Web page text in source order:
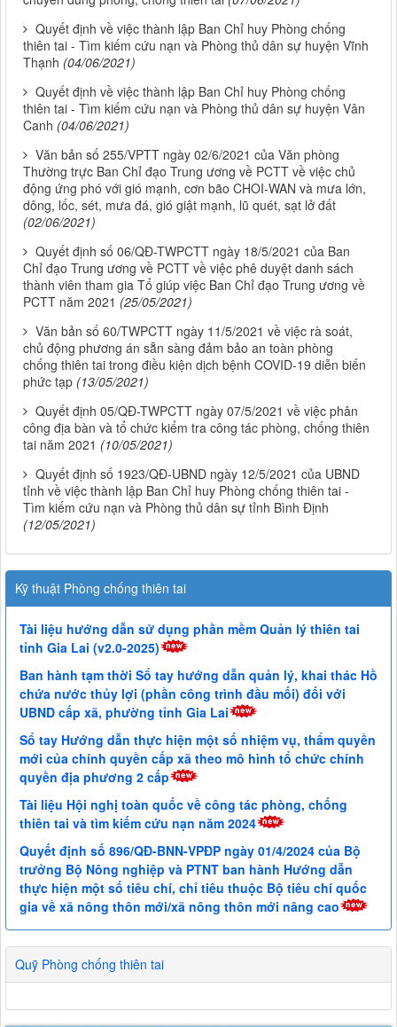
Quyết định về việc thành lập Ban Chỉ huy Phòng chống
thiên tai - Tìm kiếm cứu nạn và Phòng thủ dân sự huyện Vĩnh
Thạnh (04/06/2021)
Quyết định về việc thành lập Ban Chỉ huy Phòng chống
thiên tai - Tìm kiếm cứu nạn và Phòng thủ dân sự huyện Vân
Canh (04/06/2021)
Văn bản số 255/VPTT ngày 02/6/2021 của Văn phòng
Thường trực Ban Chỉ đạo Trung ương về PCTT về việc chủ
động ứng phó với gió mạnh, cơn bão CHOI-WAN và mưa lớn,
dông, lốc, sét, mưa đá, gió giật mạnh, lũ quét, sạt lở đất
(02/06/2021)
Quyết định số 06/QĐ-TWPCTT ngày 18/5/2021 của Ban
Chỉ đạo Trung ương về PCTT về việc phê duyệt danh sách
thành viên tham gia Tổ giúp việc Ban Chỉ đạo Trung ương về
PCTT năm 2021 (25/05/2021)
Văn bản số 60/TWPCTT ngày 11/5/2021 về việc rà soát,
chủ động phương án sẵn sàng đảm bảo an toàn phòng
chống thiên tai trong điều kiện dịch bệnh COVID-19 diễn biến
phức tạp (13/05/2021)
Quyết định 05/QĐ-TWPCTT ngày 07/5/2021 về việc phân
công địa bàn và tổ chức kiểm tra công tác phòng, chống thiên
tai năm 2021 (10/05/2021)
Quyết định số 1923/QĐ-UBND ngày 12/5/2021 của UBND
tỉnh về việc thành lập Ban Chỉ huy Phòng chống thiên tai -
Tìm kiếm cứu nạn và Phòng thủ dân sự tỉnh Bình Định
(12/05/2021)
Kỹ thuật Phòng chống thiên tai
Tài liệu hướng dẫn sử dụng phần mềm Quản lý thiên tai
tỉnh Gia Lai (v2.0-2025)
Ban hành tạm thời Sổ tay hướng dẫn quản lý, khai thác Hồ
chứa nước thủy lợi (phần công trình đầu mối) đối với
UBND cấp xã, phường tỉnh Gia Lai
Sổ tay Hướng dẫn thực hiện một số nhiệm vụ, thẩm quyền
mới của chính quyền cấp xã theo mô hình tổ chức chính
quyền địa phương 2 cấp
Tài liệu Hội nghị toàn quốc về công tác phòng, chống
thiên tai và tìm kiếm cứu nạn năm 2024
Quyết định số 896/QĐ-BNN-VPĐP ngày 01/4/2024 của Bộ
trưởng Bộ Nông nghiệp và PTNT ban hành Hướng dẫn
thực hiện một số tiêu chí, chỉ tiêu thuộc Bộ tiêu chí quốc
gia về xã nông thôn mới/xã nông thôn mới nâng cao
Quỹ Phòng chống thiên tai